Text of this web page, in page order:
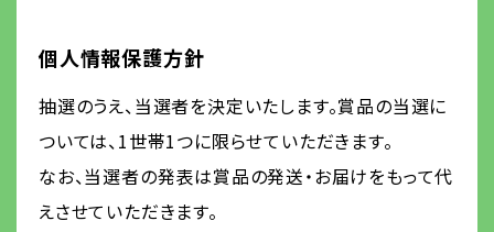
個人情報保護方針
抽選のうえ、当選者を決定いたします。賞品の当選に
ついては、1世帯1つに限らせていただきます。
なお、当選者の発表は賞品の発送・お届けをもって代
えさせていただきます。